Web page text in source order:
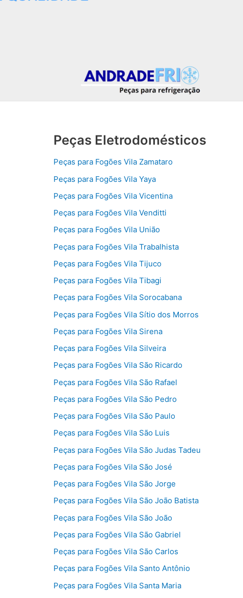
Peças Eletrodomésticos
Peças para Fogões Vila Zamataro
Peças para Fogões Vila Yaya
Peças para Fogões Vila Vicentina
Peças para Fogões Vila Venditti
Peças para Fogões Vila União
Peças para Fogões Vila Trabalhista
Peças para Fogões Vila Tijuco
Peças para Fogões Vila Tibagi
Peças para Fogões Vila Sorocabana
Peças para Fogões Vila Sítio dos Morros
Peças para Fogões Vila Sirena
Peças para Fogões Vila Silveira
Peças para Fogões Vila São Ricardo
Peças para Fogões Vila São Rafael
Peças para Fogões Vila São Pedro
Peças para Fogões Vila São Paulo
Peças para Fogões Vila São Luis
Peças para Fogões Vila São Judas Tadeu
Peças para Fogões Vila São José
Peças para Fogões Vila São Jorge
Peças para Fogões Vila São João Batista
Peças para Fogões Vila São João
Peças para Fogões Vila São Gabriel
Peças para Fogões Vila São Carlos
Peças para Fogões Vila Santo Antônio
Peças para Fogões Vila Santa Maria